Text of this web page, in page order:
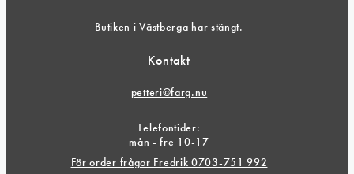
Butiken i Västberga har stängt.
Kontakt
petteri@farg.nu
Telefontider:
mån - fre 10-17
För order frågor Fredrik 0703-751 992